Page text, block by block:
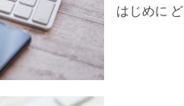
はじめに